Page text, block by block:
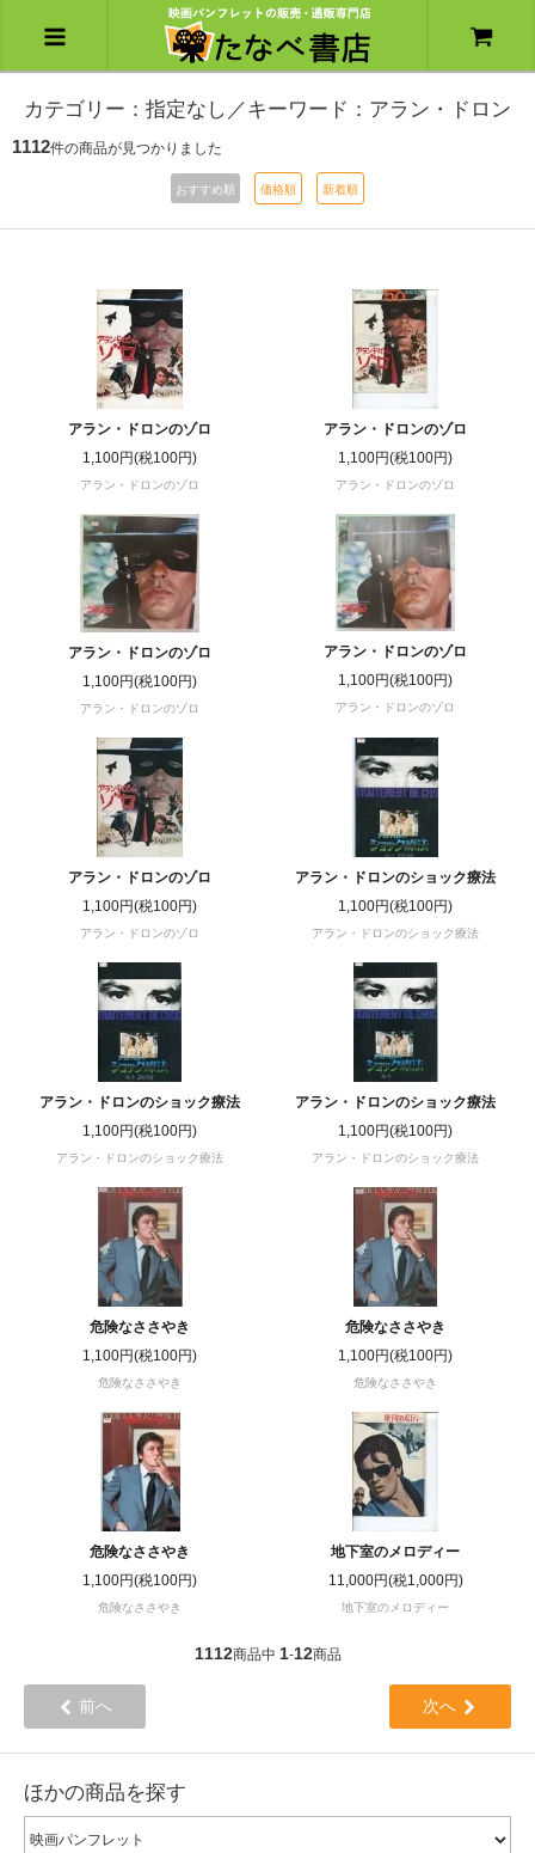
カテゴリー：指定なし／キーワード：アラン・ドロン
1112件の商品が見つかりました
おすすめ順 価格順 新着順
アラン・ドロンのゾロ
1,100円(税100円)
アラン・ドロンのゾロ
アラン・ドロンのゾロ
1,100円(税100円)
アラン・ドロンのゾロ
アラン・ドロンのゾロ
1,100円(税100円)
アラン・ドロンのゾロ
アラン・ドロンのゾロ
1,100円(税100円)
アラン・ドロンのゾロ
アラン・ドロンのゾロ
1,100円(税100円)
アラン・ドロンのゾロ
アラン・ドロンのショック療法
1,100円(税100円)
アラン・ドロンのショック療法
アラン・ドロンのショック療法
1,100円(税100円)
アラン・ドロンのショック療法
アラン・ドロンのショック療法
1,100円(税100円)
アラン・ドロンのショック療法
危険なささやき
1,100円(税100円)
危険なささやき
危険なささやき
1,100円(税100円)
危険なささやき
危険なささやき
1,100円(税100円)
危険なささやき
地下室のメロディー
11,000円(税1,000円)
地下室のメロディー
1112商品中 1-12商品
前へ 次へ
ほかの商品を探す